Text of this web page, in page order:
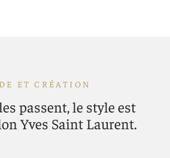
ET CRÉATION
passent, le style est
Yves Saint Laurent.